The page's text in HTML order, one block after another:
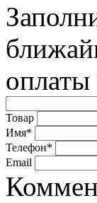
оплаты
Товар
Имя*
Телефон*
Email